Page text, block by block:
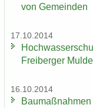
von Ge­mein­den
17.10.2014
Frei­ber­ger
16.10.2014